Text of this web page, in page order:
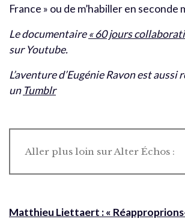
France » ou de m’habiller en seconde
Le documentaire« 60 jours
sur Youtube.
L’aventure d’Eugénie Ravon est aussi
un Tumblr
Aller plus loin sur Alter Échos :
Matthieu Liettaert : «